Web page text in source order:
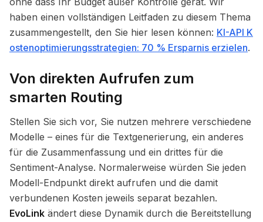
haben einen vollständigen Leitfaden zu diesem Thema
zusammengestellt, den Sie hier lesen können: KI-API K
ostenoptimierungsstrategien: 70 % Ersparnis erzielen.
Von direkten Aufrufen zum
smarten Routing
Stellen Sie sich vor, Sie nutzen mehrere verschiedene
Modelle – eines für die Textgenerierung, ein anderes
für die Zusammenfassung und ein drittes für die
Sentiment-Analyse. Normalerweise würden Sie jeden
Modell-Endpunkt direkt aufrufen und die damit
verbundenen Kosten jeweils separat bezahlen.
EvoLink ändert diese Dynamik durch die Bereitstellung